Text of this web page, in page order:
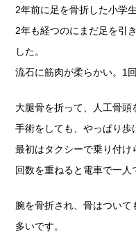
2年前に足を骨折した小学
2年も経つのにまだ足を引
した。
流石に筋肉が柔らかい。1
大腿骨を折って、人工骨頭
手術をしても、やっぱり歩
最初はタクシーで乗り付け
回数を重ねると電車で一人
腕を骨折され、骨はつい
多いです。